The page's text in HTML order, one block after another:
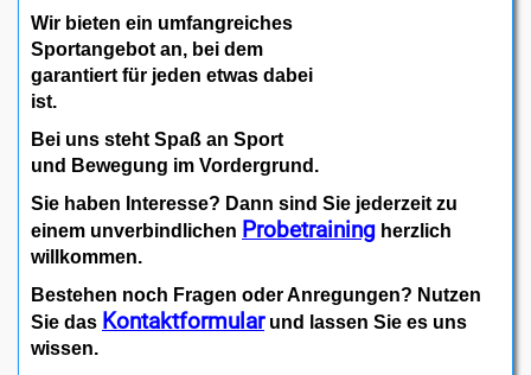
Wir bieten ein umfangreiches
Sportangebot an, bei dem
garantiert für jeden etwas dabei
ist.
Bei uns steht Spaß an Sport
und Bewegung im Vordergrund.
Sie haben Interesse? Dann sind Sie jederzeit zu
einem unverbindlichen Probetraining herzlich
willkommen.
Bestehen noch Fragen oder Anregungen? Nutzen
Sie das Kontaktformularund lassen Sie es uns
wissen.